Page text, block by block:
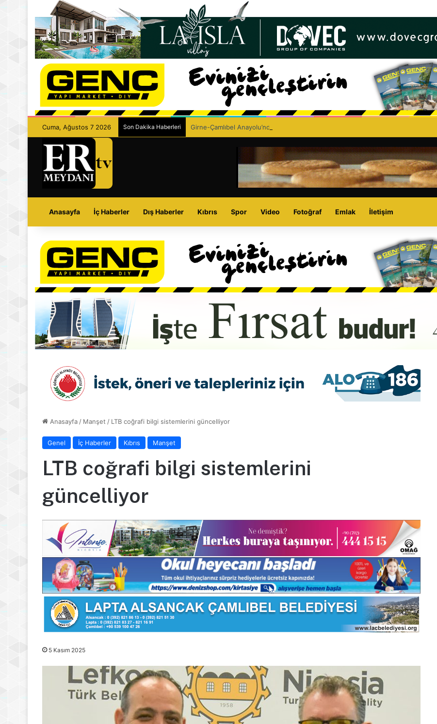
Cuma, Ağustos 7 2026 Son Dakika Haberleri Girne-Çamlıbel Anayolu’nda ölümlü trafik kazası: Turan Obalı yaşamını yitirdi!
Anasayfa İç Haberler Dış Haberler Kıbrıs Spor Video Fotoğraf Emlak İletişim
Anasayfa / Manşet / LTB coğrafi bilgi sistemlerini güncelliyor
Genel İç Haberler Kıbrıs Manşet
LTB coğrafi bilgi sistemlerini
güncelliyor
5 Kasım 2025